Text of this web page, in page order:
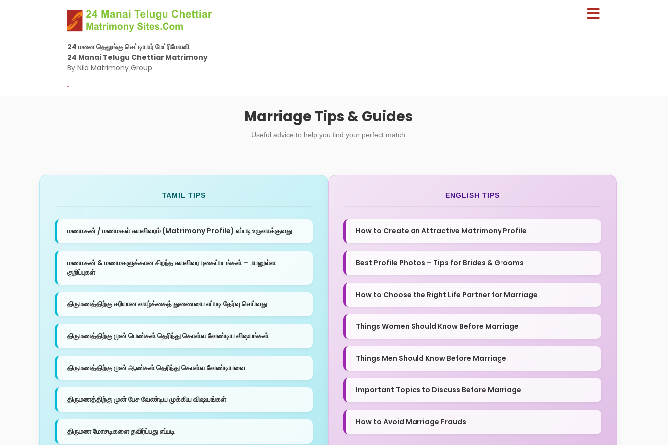
24 மனை தெலுங்கு செட்டியார் மேட்ரிமோனி
24 Manai Telugu Chettiar Matrimony
By Nila Matrimony Group
-
Marriage Tips & Guides
Useful advice to help you find your perfect match
TAMIL TIPS
மணமகன் / மணமகள் சுயவிவரம் (Matrimony Profile) எப்படி உருவாக்குவது
மணமகன் & மணமகளுக்கான சிறந்த சுயவிவர புகைப்படங்கள் – பயனுள்ள
குறிப்புகள்
திருமணத்திற்கு சரியான வாழ்க்கைத் துணையை எப்படி தேர்வு செய்வது
திருமணத்திற்கு முன் பெண்கள் தெரிந்து கொள்ள வேண்டிய விஷயங்கள்
திருமணத்திற்கு முன் ஆண்கள் தெரிந்து கொள்ள வேண்டியவை
திருமணத்திற்கு முன் பேச வேண்டிய முக்கிய விஷயங்கள்
திருமண மோசடிகளை தவிர்ப்பது எப்படி
ENGLISH TIPS
How to Create an Attractive Matrimony Profile
Best Profile Photos – Tips for Brides & Grooms
How to Choose the Right Life Partner for Marriage
Things Women Should Know Before Marriage
Things Men Should Know Before Marriage
Important Topics to Discuss Before Marriage
How to Avoid Marriage Frauds